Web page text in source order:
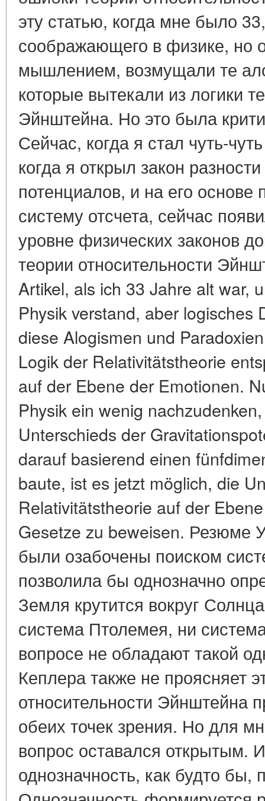
эту статью, когда мне было
соображающего в физике, но
мышлением, возмущали те
которые вытекали из логики
Эйнштейна. Но это была
Сейчас, когда я стал чуть-
когда я открыл закон
потенциалов, и на его
систему отсчета, сейчас
уровне физических законов
теории относительности
Artikel, als ich 33 Jahre alt war,
Physik verstand, aber logisches
diese Alogismen und
Logik der Relativitätstheorie
auf der Ebene der Emotionen.
Physik ein wenig
Unterschieds der
darauf basierend einen
baute, ist es jetzt möglich, die
Relativitätstheorie auf der
Gesetze zu beweisen. Резюме
были озабочены поиском
позволила бы однозначно
Земля крутится вокруг
система Птолемея, ни
вопросе не обладают такой
Кеплера также не проясняет
относительности Эйнштейна
обеих точек зрения. Но для
вопрос оставался открытым.
однозначность, как будто бы,